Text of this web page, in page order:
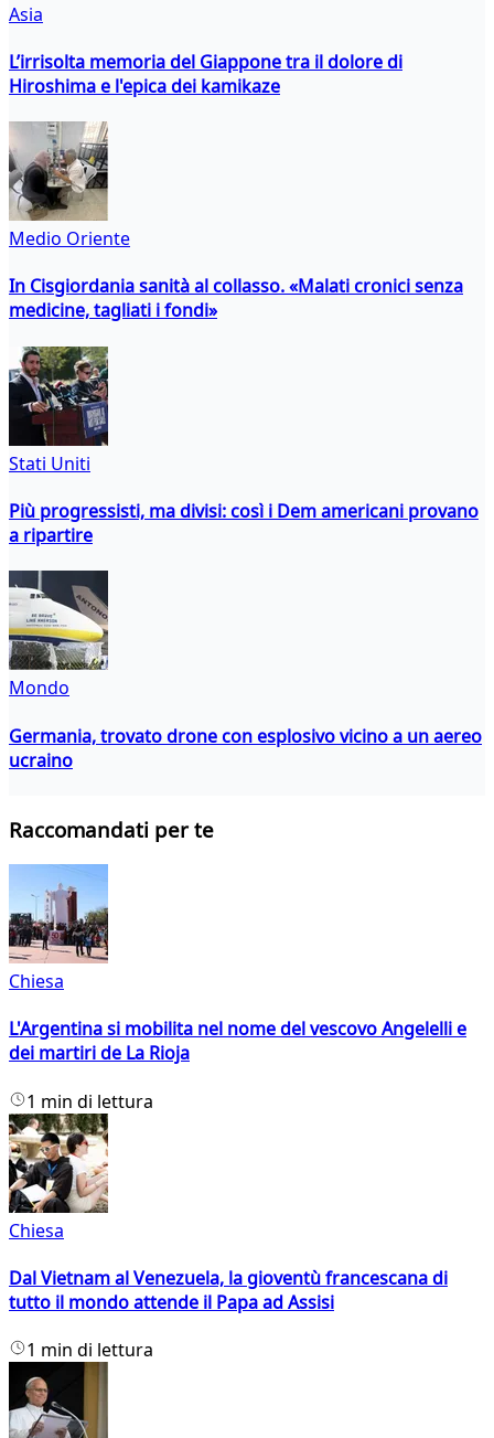
Asia
L’irrisolta memoria del Giappone tra il dolore di
Hiroshima e l'epica dei kamikaze
Medio Oriente
In Cisgiordania sanità al collasso. «Malati cronici senza
medicine, tagliati i fondi»
Stati Uniti
Più progressisti, ma divisi: così i Dem americani provano
a ripartire
Mondo
Germania, trovato drone con esplosivo vicino a un aereo
ucraino
Raccomandati per te
Chiesa
L'Argentina si mobilita nel nome del vescovo Angelelli e
dei martiri de La Rioja
1 min di lettura
Chiesa
Dal Vietnam al Venezuela, la gioventù francescana di
tutto il mondo attende il Papa ad Assisi
1 min di lettura